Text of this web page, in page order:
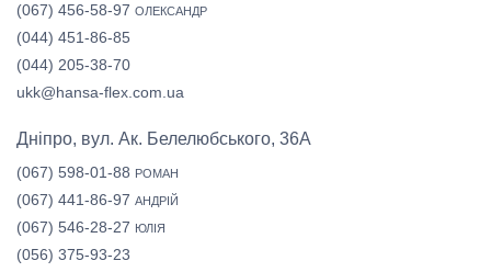
(067) 456-58-97 ОЛЕКСАНДР
(044) 451-86-85
(044) 205-38-70
ukk@hansa-flex.com.ua
Дніпро, вул. Ак. Белелюбського, 36А
(067) 598-01-88 РОМАН
(067) 441-86-97 АНДРІЙ
(067) 546-28-27 ЮЛІЯ
(056) 375-93-23